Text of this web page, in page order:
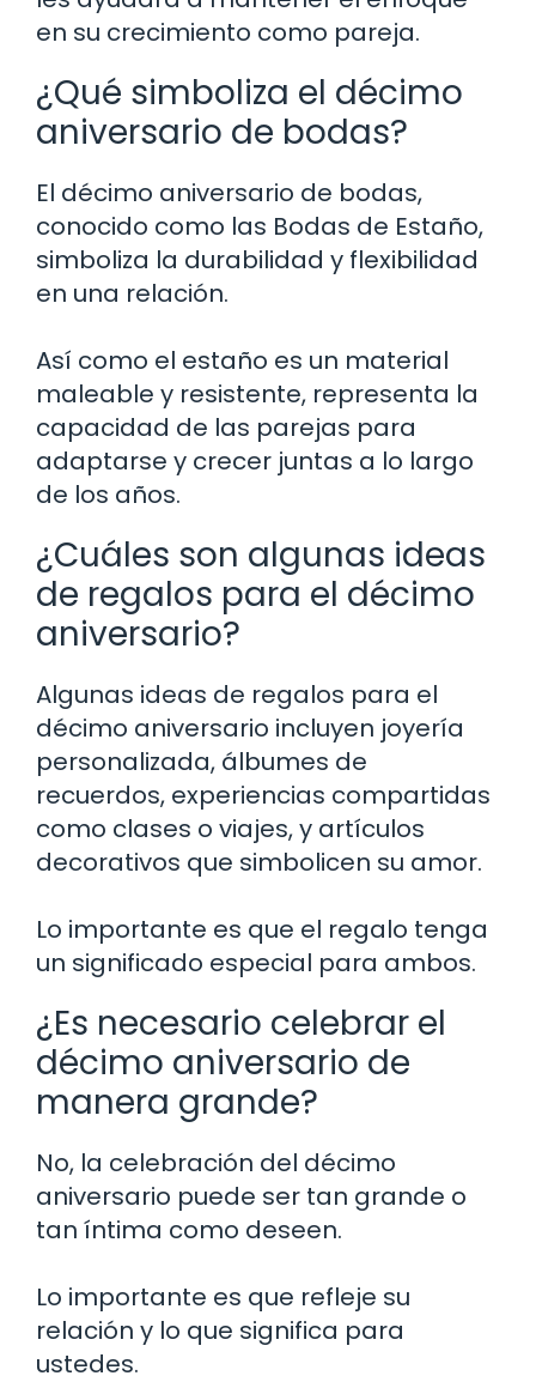
en su crecimiento como pareja.
¿Qué simboliza el décimo
aniversario de bodas?
El décimo aniversario de bodas,
conocido como las Bodas de Estaño,
simboliza la durabilidad y flexibilidad
en una relación.
Así como el estaño es un material
maleable y resistente, representa la
capacidad de las parejas para
adaptarse y crecer juntas a lo largo
de los años.
¿Cuáles son algunas ideas
de regalos para el décimo
aniversario?
Algunas ideas de regalos para el
décimo aniversario incluyen joyería
personalizada, álbumes de
recuerdos, experiencias compartidas
como clases o viajes, y artículos
decorativos que simbolicen su amor.
Lo importante es que el regalo tenga
un significado especial para ambos.
¿Es necesario celebrar el
décimo aniversario de
manera grande?
No, la celebración del décimo
aniversario puede ser tan grande o
tan íntima como deseen.
Lo importante es que refleje su
relación y lo que significa para
ustedes.